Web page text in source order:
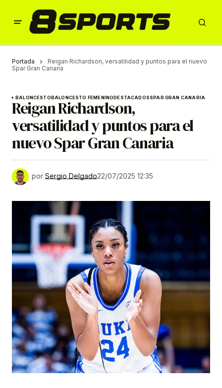
Portada
Reigan Richardson, versatilidad y puntos para el nuevo
Spar Gran Canaria
BALONCESTOBALONCESTO FEMENINODESTACADOSSPAR GRAN CANARIA
Reigan Richardson,
versatilidad y puntos para el
nuevo Spar Gran Canaria
por Sergio Delgado22/07/2025 12:35